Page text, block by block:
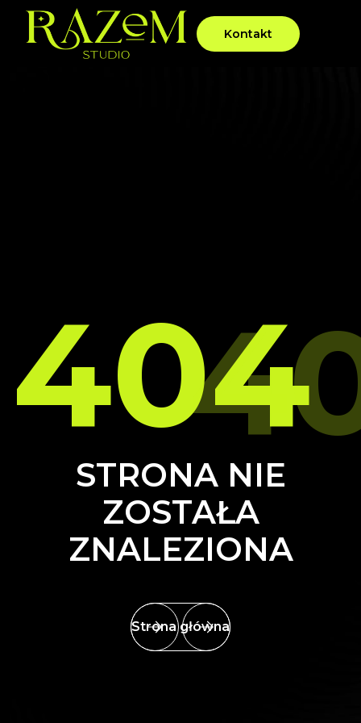
Kontakt
404
STRONA NIE
ZOSTAŁA
ZNALEZIONA
Strona główna